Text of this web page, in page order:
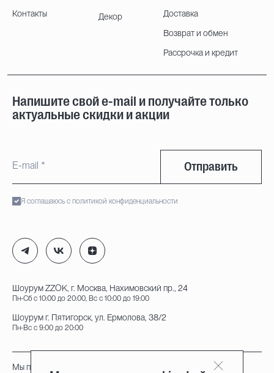
Контакты
Декор
Доставка
Возврат и обмен
Рассрочка и кредит
Напишите свой e-mail и получайте только
актуальные скидки и акции
Отправить
Я соглашаюсь с политикой конфиденциальности
Шоурум ZZOK, г. Москва, Нахимовский пр., 24
Пн-Сб с 10:00 до 20:00, Вс с 10:00 до 19:00
Шоурум г. Пятигорск, ул. Ермолова, 38/2
Пн-Вс с 9:00 до 20:00
Мы принимаем к оплате: